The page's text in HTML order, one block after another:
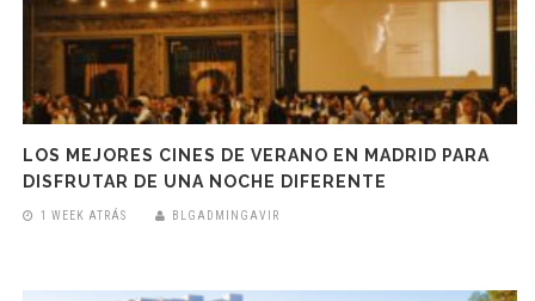
LOS MEJORES CINES DE VERANO EN MADRID PARA
DISFRUTAR DE UNA NOCHE DIFERENTE
1 WEEK ATRÁS BLGADMINGAVIR